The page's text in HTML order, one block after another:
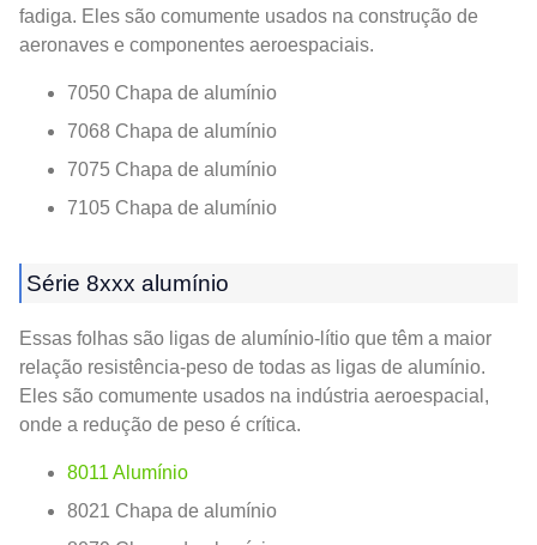
fadiga. Eles são comumente usados ​​na construção de
aeronaves e componentes aeroespaciais.
7050 Chapa de alumínio
7068 Chapa de alumínio
7075 Chapa de alumínio
7105 Chapa de alumínio
Série 8xxx alumínio
Essas folhas são ligas de alumínio-lítio que têm a maior
relação resistência-peso de todas as ligas de alumínio.
Eles são comumente usados ​​na indústria aeroespacial,
onde a redução de peso é crítica.
8011 Alumínio
8021 Chapa de alumínio